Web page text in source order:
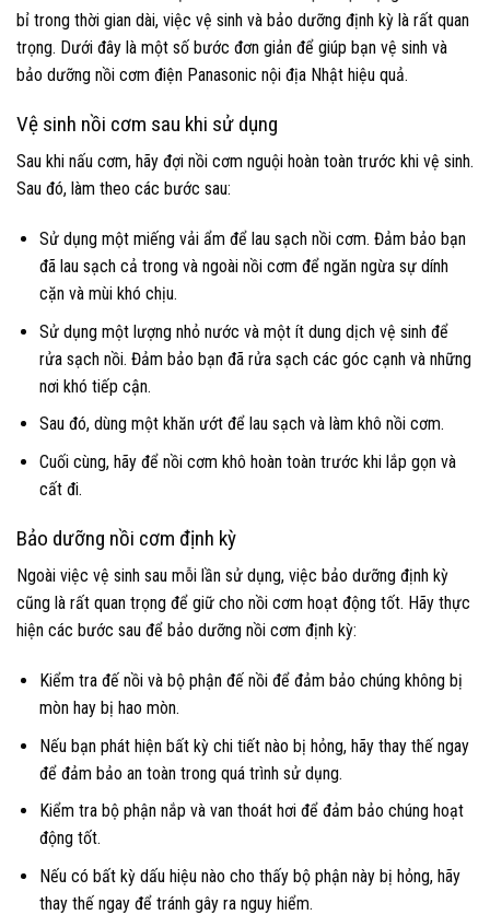
bỉ trong thời gian dài, việc vệ sinh và bảo dưỡng định kỳ là rất quan
trọng. Dưới đây là một số bước đơn giản để giúp bạn vệ sinh và
bảo dưỡng nồi cơm điện Panasonic nội địa Nhật hiệu quả.
Vệ sinh nồi cơm sau khi sử dụng
Sau khi nấu cơm, hãy đợi nồi cơm nguội hoàn toàn trước khi vệ sinh.
Sau đó, làm theo các bước sau:
Sử dụng một miếng vải ẩm để lau sạch nồi cơm. Đảm bảo bạn
đã lau sạch cả trong và ngoài nồi cơm để ngăn ngừa sự dính
cặn và mùi khó chịu.
Sử dụng một lượng nhỏ nước và một ít dung dịch vệ sinh để
rửa sạch nồi. Đảm bảo bạn đã rửa sạch các góc cạnh và những
nơi khó tiếp cận.
Sau đó, dùng một khăn ướt để lau sạch và làm khô nồi cơm.
Cuối cùng, hãy để nồi cơm khô hoàn toàn trước khi lắp gọn và
cất đi.
Bảo dưỡng nồi cơm định kỳ
Ngoài việc vệ sinh sau mỗi lần sử dụng, việc bảo dưỡng định kỳ
cũng là rất quan trọng để giữ cho nồi cơm hoạt động tốt. Hãy thực
hiện các bước sau để bảo dưỡng nồi cơm định kỳ:
Kiểm tra đế nồi và bộ phận đế nồi để đảm bảo chúng không bị
mòn hay bị hao mòn.
Nếu bạn phát hiện bất kỳ chi tiết nào bị hỏng, hãy thay thế ngay
để đảm bảo an toàn trong quá trình sử dụng.
Kiểm tra bộ phận nắp và van thoát hơi để đảm bảo chúng hoạt
động tốt.
Nếu có bất kỳ dấu hiệu nào cho thấy bộ phận này bị hỏng, hãy
thay thế ngay để tránh gây ra nguy hiểm.